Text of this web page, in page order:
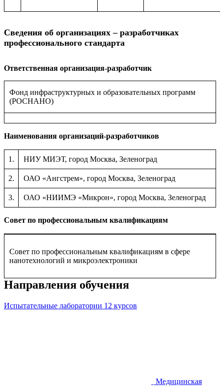
Сведения об организациях – разработчиках
профессионального стандарта
Ответственная организация-разработчик
Фонд инфраструктурных и образовательных программ
(РОСНАНО)
Наименования организаций-разработчиков
1. НИУ МИЭТ, город Москва, Зеленоград
2. ОАО «Ангстрем», город Москва, Зеленоград
3. ОАО «НИИМЭ «Микрон», город Москва, Зеленоград
Совет по профессиональным квалификациям
Совет по профессиональным квалификациям в сфере
нанотехнологий и микроэлектроники
Направления обучения
Испытательные лаборатории 12 курсов
Медицинская